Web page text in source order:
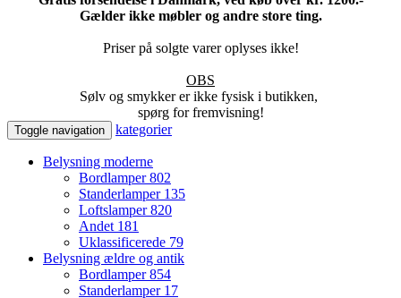
Gælder ikke møbler og andre store ting.
Priser på solgte varer oplyses ikke!
OBS
Sølv og smykker er ikke fysisk i butikken,
spørg for fremvisning!
Toggle navigation kategorier
Belysning moderne
Bordlamper802
Standerlamper 135
Loftslamper820
Andet 181
Uklassificerede 79
Belysning ældre og antik
Bordlamper854
Standerlamper 17